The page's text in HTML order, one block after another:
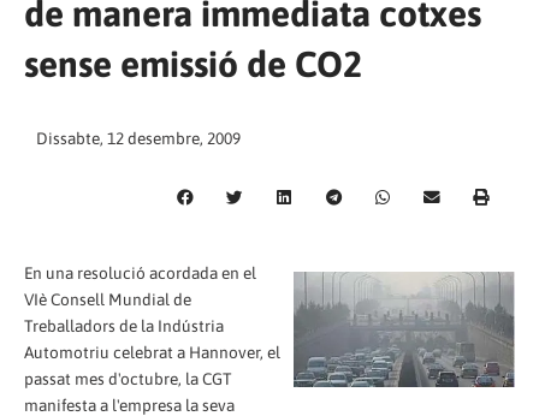
de manera immediata cotxes
sense emissió de CO2
Dissabte, 12 desembre, 2009
En una resolució acordada en el
VIè Consell Mundial de
Treballadors de la Indústria
Automotriu celebrat a Hannover, el
passat mes d'octubre, la CGT
manifesta a l'empresa la seva